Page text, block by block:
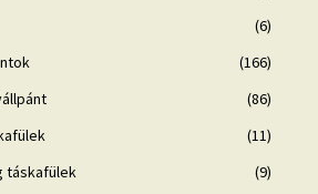
(6)
(166)
(86)
(11)
táskafülek
(9)